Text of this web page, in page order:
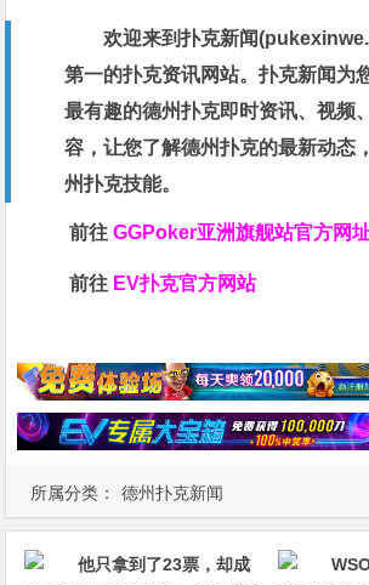
所属分类： 德州扑克新闻
欢迎来到扑克新闻(
第一的扑克资讯网站。扑克新闻为
最有趣的德州扑克即时资讯、视频
容，让您了解德州扑克的最新动态
州扑克技能。
前往GGPoker亚洲旗舰站官方网
前往 EV扑克官方网站